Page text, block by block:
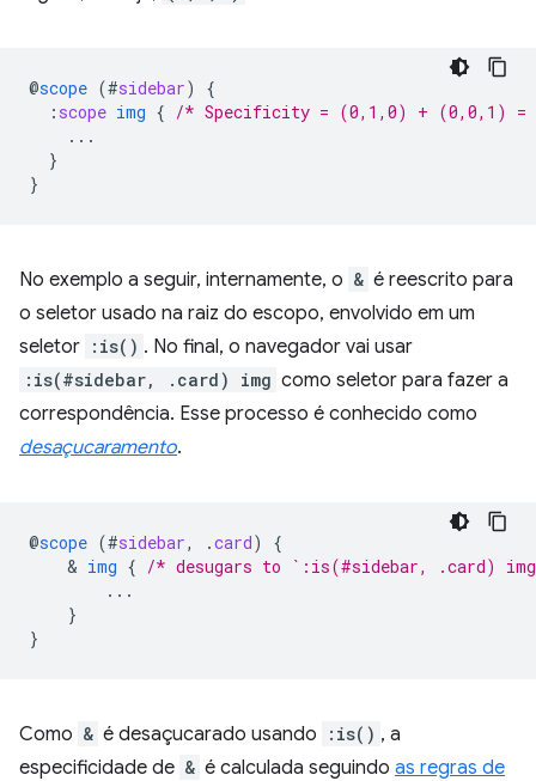
@scope (#sidebar)
{
: scope img { /* Specificity = (0,1,0) + (0,0,1)
...
}
}
No exemplo a seguir, internamente, o & é reescrito para
o seletor usado na raiz do escopo, envolvido em um
seletor :is() . No final, o navegador vai usar
:is(#sidebar, .card) img como seletor para fazer a
correspondência. Esse processo é conhecido como
desaçucaramento.
@scope (#sidebar, .card)
{
    &
img { /* desugars to `:is(#sidebar, .card)
...
}
}
Como & é desaçucarado usando :is() , a
especificidade de & é calculada seguindo as regras de